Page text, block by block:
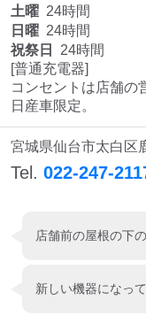
土曜 24時間
日曜 24時間
祝祭日
24時間
[普通充電器]
コンセントは店舗の
日産車限定。
宮城県仙台市太白区
Tel. 022-247-
店舗前の屋根の下
新しい機器になって